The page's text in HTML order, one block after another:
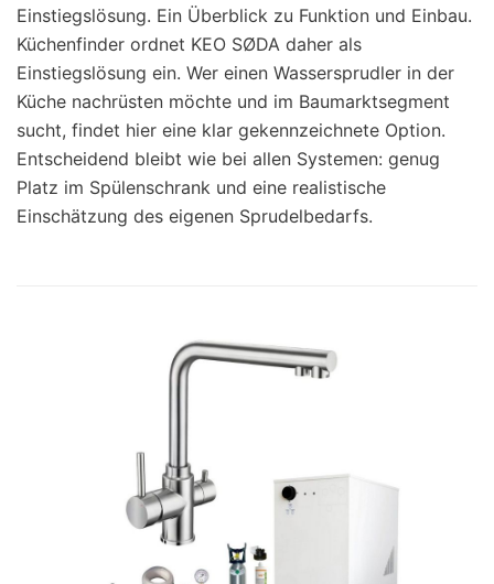
Einstiegslösung. Ein Überblick zu Funktion und Einbau.
Küchenfinder ordnet KEO SØDA daher als
Einstiegslösung ein. Wer einen Wassersprudler in der
Küche nachrüsten möchte und im Baumarktsegment
sucht, findet hier eine klar gekennzeichnete Option.
Entscheidend bleibt wie bei allen Systemen: genug
Platz im Spülenschrank und eine realistische
Einschätzung des eigenen Sprudelbedarfs.